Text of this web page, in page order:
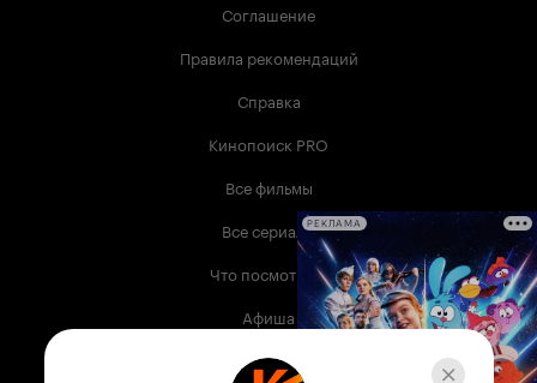
Соглашение
Правила рекомендаций
Справка
Кинопоиск PRO
Все фильмы
Все сериалы
Что посмотреть
Афиша
Музыка
РЕКЛАМА